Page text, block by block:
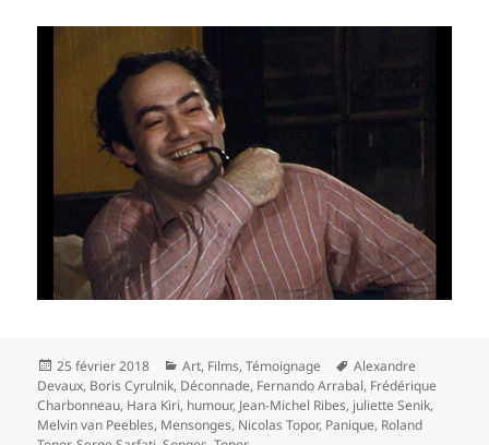
Publié
le
25 février 2018 Catégories
Art, Films,Témoignage
Mots-
clés
Alexandre
Devaux, Boris Cyrulnik, Déconnade, Fernando Arrabal, Frédérique
Charbonneau, Hara Kiri, humour, Jean-Michel Ribes, juliette Senik,
Melvin van Peebles, Mensonges, Nicolas Topor, Panique, Roland